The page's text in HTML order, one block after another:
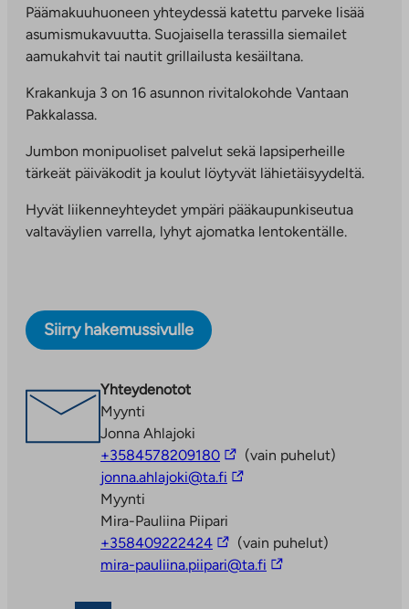
Päämakuuhuoneen yhteydessä katettu parveke lisää
asumismukavuutta. Suojaisella terassilla siemailet
aamukahvit tai nautit grillailusta kesäiltana.
Krakankuja 3 on 16 asunnon rivitalokohde Vantaan
Pakkalassa.
Jumbon monipuoliset palvelut sekä lapsiperheille
tärkeät päiväkodit ja koulut löytyvät lähietäisyydeltä.
Hyvät liikenneyhteydet ympäri pääkaupunkiseutua
valtaväylien varrella, lyhyt ajomatka lentokentälle.
Siirry hakemussivulle
Yhteydenotot
Myynti
Jonna Ahlajoki
+3584578209180Linkki
vie
palveluun
(vain puhelut)
jonna.ahlajoki@ta.fi Linkki
ulkopuoliseen
palveluun
Myynti
Mira-Pauliina Piipari
+358409222424Linkki
vie
(vain puhelut)
mira-pauliina.piipari@ta.fi Linkki